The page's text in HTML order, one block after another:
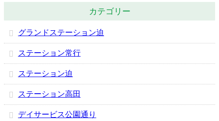
カテゴリー
グランドステーション迫
ステーション常行
ステーション迫
ステーション高田
デイサービス公園通り